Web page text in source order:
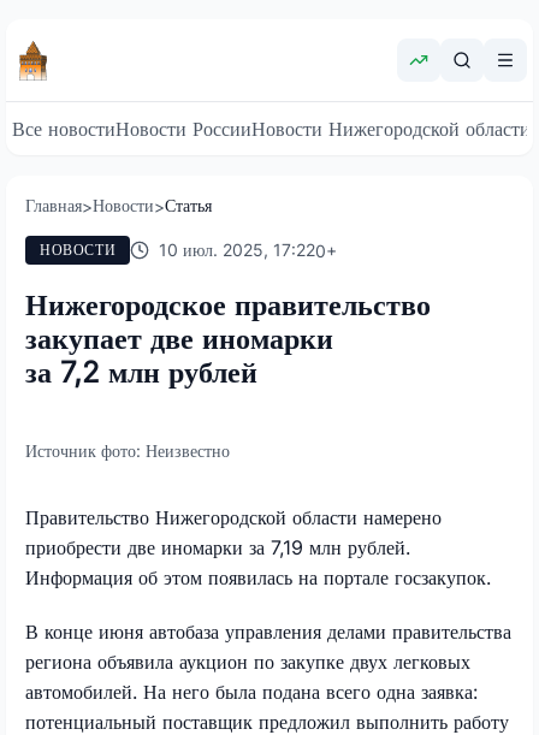
Все новостиНовости РоссииНовости Нижегородской области
Главная>Новости>Статья
НОВОСТИ 10 июл. 2025, 17:220+
Нижегородское правительство
закупает две иномарки
за 7,2 млн рублей
Источник фото: Неизвестно
Правительство Нижегородской области намерено
приобрести две иномарки за 7,19 млн рублей.
Информация об этом появилась на портале госзакупок.
В конце июня автобаза управления делами правительства
региона объявила аукцион по закупке двух легковых
автомобилей. На него была подана всего одна заявка:
потенциальный поставщик предложил выполнить работу